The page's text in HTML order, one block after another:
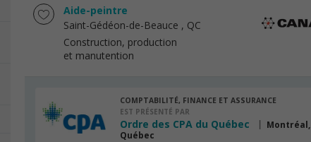
Aide-peintre
Saint-Gédéon-de-Beauce , QC
Construction, production
et manutention
COMPTABILITÉ, FINANCE ET ASSURANCE
EST PRÉSENTÉ PAR
Ordre des CPA du Québec
Montréal,
Québec